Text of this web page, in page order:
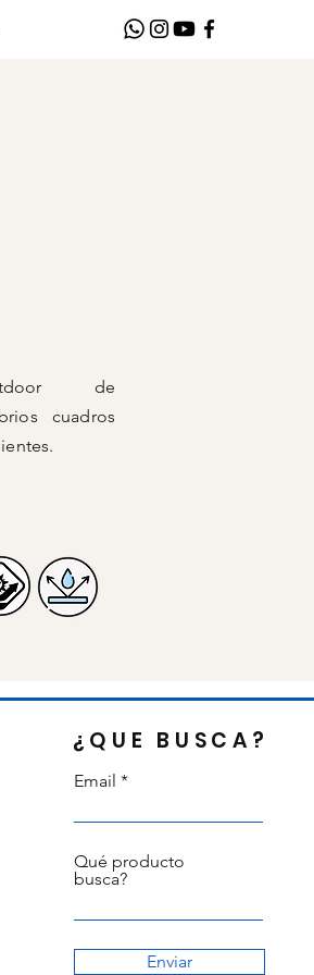
de
cuadros
¿QUE BUSCA?
Email
Qué producto
busca?
Enviar